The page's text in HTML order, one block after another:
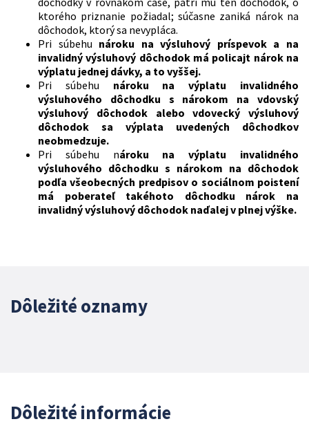
ktorého priznanie požiadal; súčasne zaniká nárok na
dôchodok, ktorý sa nevypláca.
Pri súbehu nároku na výsluhový príspevok a na
invalidný výsluhový dôchodok má policajt nárok na
výplatu jednej dávky, a to vyššej.
Pri súbehu nároku na výplatu invalidného
výsluhového dôchodku s nárokom na vdovský
výsluhový dôchodok alebo vdovecký výsluhový
dôchodok sa výplata uvedených dôchodkov
neobmedzuje.
Pri súbehu nároku na výplatu invalidného
výsluhového dôchodku s nárokom na dôchodok
podľa všeobecných predpisov o sociálnom poistení
má poberateľ takéhoto dôchodku nárok na
invalidný výsluhový dôchodok naďalej v plnej výške.
Dôležité oznamy
Dôležité informácie